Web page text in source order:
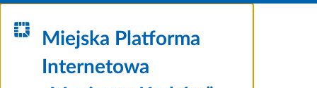
Miejska Platforma
Internetowa